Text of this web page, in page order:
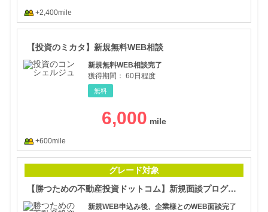
+2,400mile
【投資のミカタ】新規無料WEB相談
新規無料WEB相談完了
獲得期間： 60日程度
無料
6,000
+600mile
グレード対象
【勝つための不動産投資ドットコム】新規面談プログラム
新規WEB申込み後、企業様とのWEB面談完了